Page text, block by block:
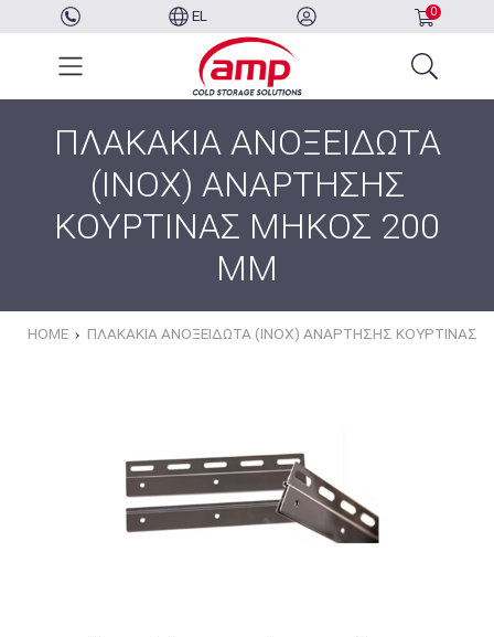
EL 0
ΠΛΑΚΑΚΙΑ ΑΝΟΞΕΙΔΩΤΑ
(INOX) ΑΝΑΡΤΗΣΗΣ
ΚΟΥΡΤΙΝΑΣ ΜΗΚΟΣ 200
MM
HOME ΠΛΑΚΑΚΙΑ ΑΝΟΞΕΙΔΩΤΑ (INOX) ΑΝΑΡΤΗΣΗΣ ΚΟΥΡΤΙΝΑΣ